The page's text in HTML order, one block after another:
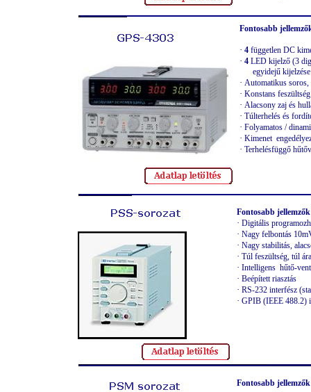
Fontosabb
· 4 független DC
· 4LED kijelző (3
egyidejű kijelzése
· Automatikus soros,
· Konstans
· Alacsony zaj és
· Túlterhelés és
· Folyamatos /
· Kimenet
· Terhelésfüggő
Fontosabb
· Digitális
· Nagy felbontás
· Nagy stabilitás,
· Túl feszültség, túl
· Intelligens hűtő-
· Beépített riasztás
· RS-232 interfész
· GPIB (IEEE 488.2)
Fontosabb